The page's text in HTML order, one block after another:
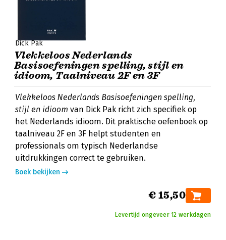
Dick Pak
Vlekkeloos Nederlands
Basisoefeningen spelling, stijl en
idioom, Taalniveau 2F en 3F
Vlekkeloos Nederlands Basisoefeningen spelling,
stijl en idioom van Dick Pak richt zich specifiek op
het Nederlands idioom. Dit praktische oefenboek op
taalniveau 2F en 3F helpt studenten en
professionals om typisch Nederlandse
uitdrukkingen correct te gebruiken.
Boek bekijken
€ 15,50
Levertijd ongeveer 12 werkdagen